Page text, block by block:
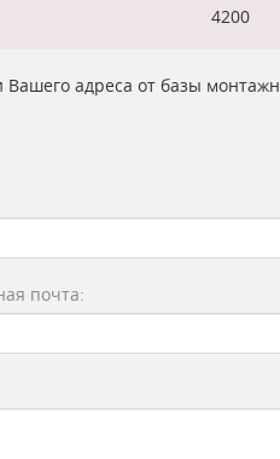
4200
Вашего адреса от базы
почта: